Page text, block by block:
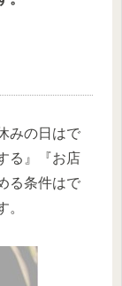
みの日はで
る』『お店
る条件はで
。